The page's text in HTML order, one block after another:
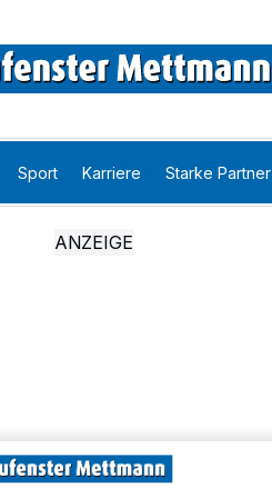
Sport Karriere Starke Partner